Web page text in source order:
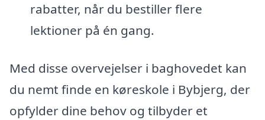
rabatter, når du bestiller flere
lektioner på én gang.
Med disse overvejelser i baghovedet kan
du nemt finde en køreskole i Bybjerg, der
opfylder dine behov og tilbyder et